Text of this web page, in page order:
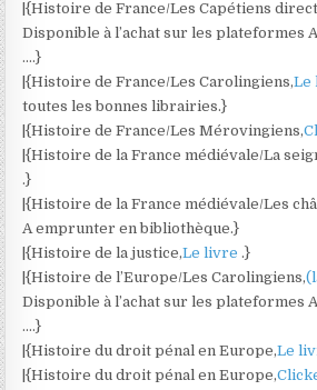
|{Histoire de France/Les Capétiens
Disponible à l’achat sur les plateformes
….}
|{Histoire de France/Les Carolingiens,
toutes les bonnes librairies.}
|{Histoire de France/Les Mérovingiens,
|{Histoire de la France médiévale/La
.}
|{Histoire de la France médiévale/Les
A emprunter en bibliothèque.}
|{Histoire de la justice,Le livre.}
|{Histoire de l’Europe/Les Carolingiens,
Disponible à l’achat sur les plateformes
….}
|{Histoire du droit pénal en Europe,Le
|{Histoire du droit pénal en Europe,